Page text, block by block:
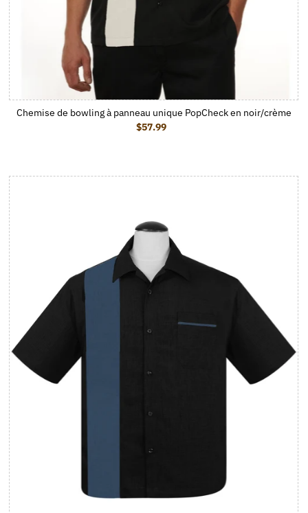
Chemise de bowling à panneau unique PopCheck en noir/crème
Prix ordinaire
$57.99